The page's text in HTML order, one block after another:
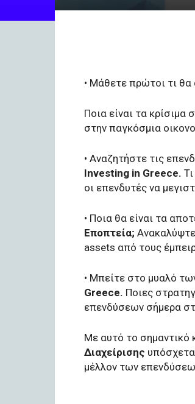
• Μάθετε πρώτοι τι θα
Ποια είναι τα
στην παγκόσμια
• Αναζητήστε τις
Investing in Greece.
οι επενδυτές να
• Ποια θα είναι τα
Εποπτεία; Ανακαλύψτε
assets από τους
• Μπείτε στο μυαλό
Greece. Ποιες
επενδύσεων σήμερα
Με αυτό το σημαντικό
Διαχείρισης
μέλλον των